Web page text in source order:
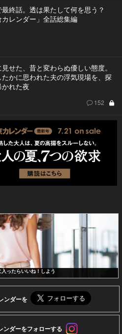
最終話。透は果たして何を思う？
カレンダー」全話総集編
せた、昔と変わらぬ優しい態度。
たかに思われた夫の浮気現場を、探
れた夜
152
ったらいいね！しよう
ンダーを
ダーをフォローする